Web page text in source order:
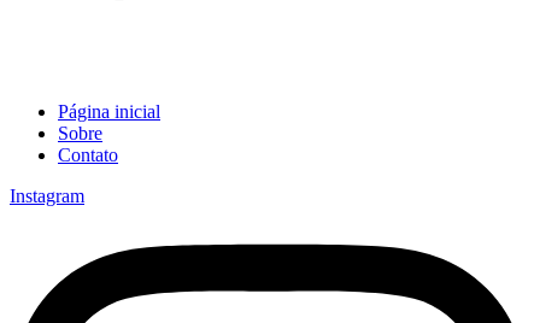
Página inicial
Sobre
Contato
Instagram